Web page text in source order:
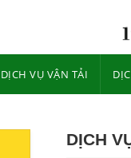
DỊCH VỤ VẬN TẢI
DỊCH